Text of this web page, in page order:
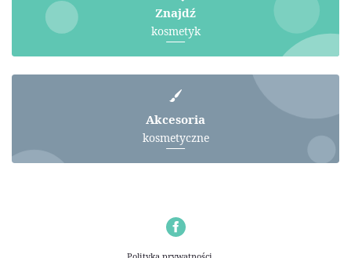
Znajdź
kosmetyk
Akcesoria
kosmetyczne